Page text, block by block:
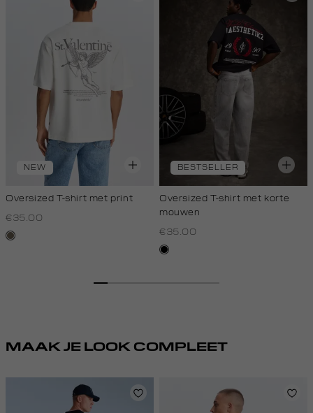
NEW
Oversized T-shirt met print
€35.00
lichtbruin
BESTSELLER
Oversized T-shirt met korte
mouwen
€35.00
zwart
MAAK JE LOOK COMPLEET